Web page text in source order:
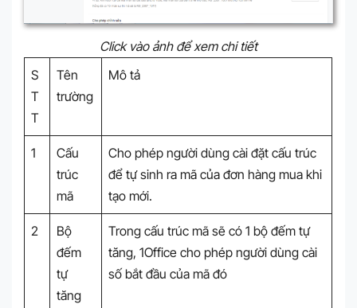
Click vào ảnh để xem chi tiết
S
T
T
Tên
trường
Mô tả
1
Cấu
trúc
mã
Cho phép người dùng cài đặt cấu trúc
để tự sinh ra mã của đơn hàng mua khi
tạo mới.
2
Bộ
đếm
tự
tăng
Trong cấu trúc mã sẽ có 1 bộ đếm tự
tăng, 1Office cho phép người dùng cài
số bắt đầu của mã đó